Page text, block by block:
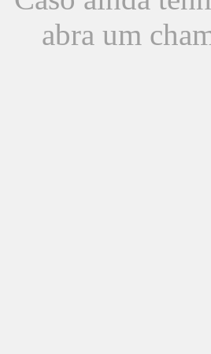
abra um